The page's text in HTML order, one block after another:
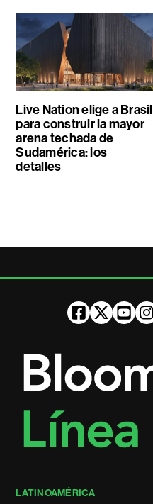
Live Nation elige a Brasil
para construir la mayor
arena techada de
Sudamérica: los
detalles
LATINOAMÉRICA